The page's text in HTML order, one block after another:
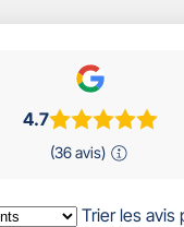
4.7
(36 avis)
Trier les avis